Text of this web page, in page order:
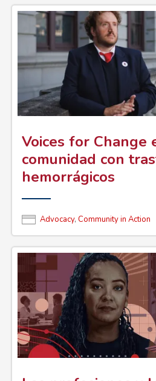
Voices for Change
comunidad con
hemorrágicos
Advocacy, Community in Action